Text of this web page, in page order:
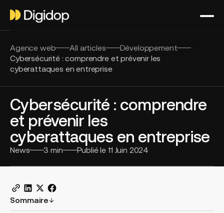
Agence web All articles
Développement
Cybersécurité : comprendre et prévenir les
cyberattaques en entreprise
Cybersécurité : comprendre
et prévenir les
cyberattaques en entreprise
News 3 min Publié le 11 Juin 2024
Sommaire